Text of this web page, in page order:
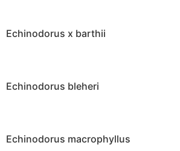
Echinodorus x barthii
Echinodorus bleheri
Echinodorus macrophyllus